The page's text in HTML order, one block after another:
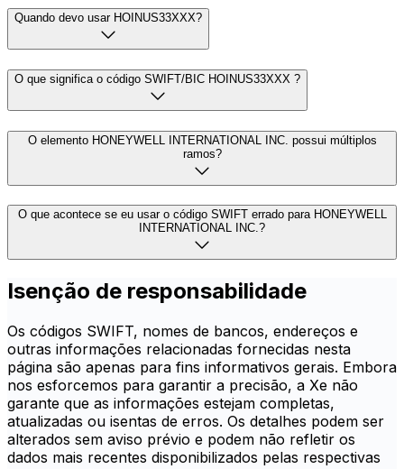
Quando devo usar HOINUS33XXX?
O que significa o código SWIFT/BIC HOINUS33XXX ?
O elemento HONEYWELL INTERNATIONAL INC. possui múltiplos
ramos?
O que acontece se eu usar o código SWIFT errado para HONEYWELL
INTERNATIONAL INC.?
Isenção de responsabilidade
Os códigos SWIFT, nomes de bancos, endereços e
outras informações relacionadas fornecidas nesta
página são apenas para fins informativos gerais. Embora
nos esforcemos para garantir a precisão, a Xe não
garante que as informações estejam completas,
atualizadas ou isentas de erros. Os detalhes podem ser
alterados sem aviso prévio e podem não refletir os
dados mais recentes disponibilizados pelas respectivas